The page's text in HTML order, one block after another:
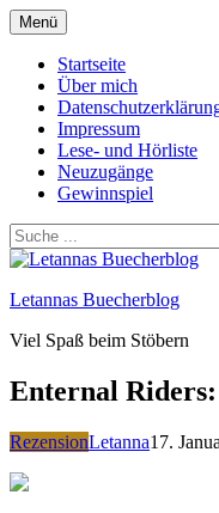
Zum
Inhalt
springen
Menü
Startseite
Über mich
Impressum
Lese- und Hörliste
Neuzugänge
Gewinnspiel
Letannas Buecherblog
Viel Spaß beim Stöbern
Enternal Riders:
RezensionLetanna17.